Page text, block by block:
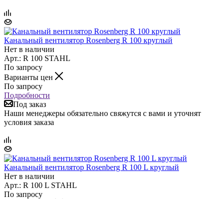
Канальный вентилятор Rosenberg R 100 круглый
Нет в наличии
Арт.: R 100 STAHL
По запросу
Варианты цен
По запросу
Подробности
Под заказ
Наши менеджеры обязательно свяжутся с вами и уточнят
условия заказа
Канальный вентилятор Rosenberg R 100 L круглый
Нет в наличии
Арт.: R 100 L STAHL
По запросу